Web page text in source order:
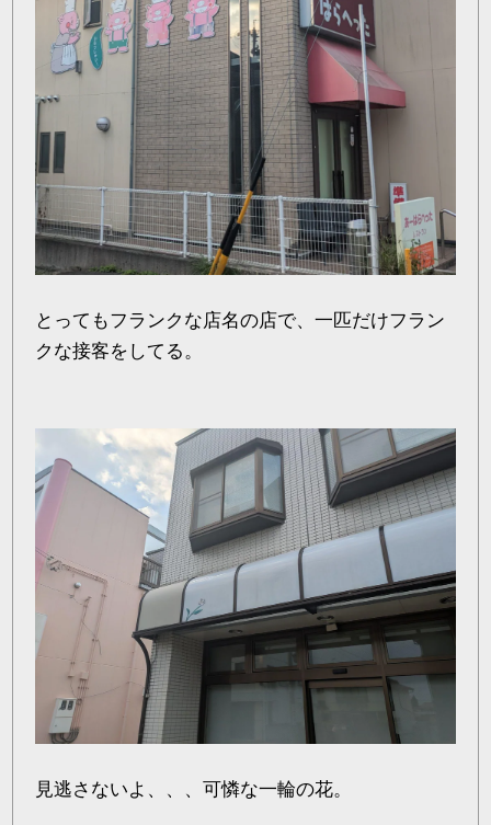
とってもフランクな店名の店で、一匹だけフラン
クな接客をしてる。
見逃さないよ、、、可憐な一輪の花。